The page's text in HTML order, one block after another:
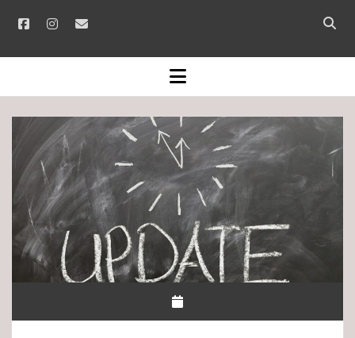
facebookinstagram
email
Open
bar
open
menu